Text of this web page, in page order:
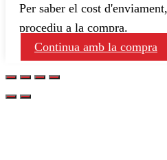
Per saber el cost d'enviament,
procediu a la compra.
Continua amb la compra